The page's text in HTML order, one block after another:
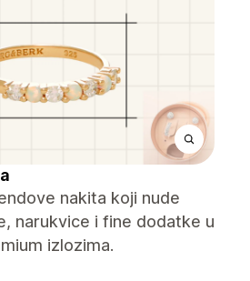
nakita koji nude
narukvice i fine dodatke u
izlozima.